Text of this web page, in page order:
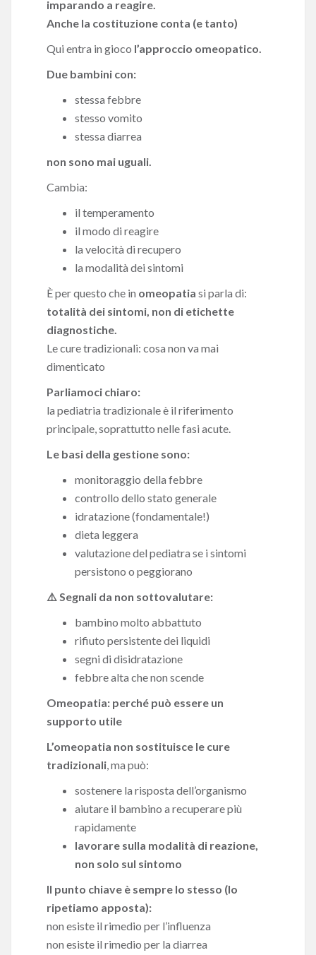
imparando a reagire.
Anche la costituzione conta (e tanto)
Qui entra in gioco l’approccio omeopatico.
Due bambini con:
stessa febbre
stesso vomito
stessa diarrea
non sono mai uguali.
Cambia:
il temperamento
il modo di reagire
la velocità di recupero
la modalità dei sintomi
È per questo che in omeopatia si parla di:
totalità dei sintomi, non di etichette
diagnostiche.
Le cure tradizionali: cosa non va mai
dimenticato
Parliamoci chiaro:
la pediatria tradizionale è il riferimento
principale, soprattutto nelle fasi acute.
Le basi della gestione sono:
monitoraggio della febbre
controllo dello stato generale
idratazione (fondamentale!)
dieta leggera
valutazione del pediatra se i sintomi
persistono o peggiorano
⚠️ Segnali da non sottovalutare:
bambino molto abbattuto
rifiuto persistente dei liquidi
segni di disidratazione
febbre alta che non scende
Omeopatia: perché può essere un
supporto utile
L’omeopatia non sostituisce le cure
tradizionali, ma può:
sostenere la risposta dell’organismo
aiutare il bambino a recuperare più
rapidamente
lavorare sulla modalità di reazione,
non solo sul sintomo
Il punto chiave è sempre lo stesso (lo
ripetiamo apposta):
non esiste il rimedio per l’influenza
non esiste il rimedio per la diarrea